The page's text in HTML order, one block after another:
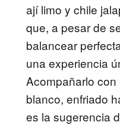
ají limo y chile
que, a pesar de
balancear
una experiencia
Acompañarlo
blanco, enfriado
es la sugerencia